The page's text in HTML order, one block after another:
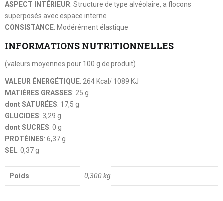
ASPECT INTÉRIEUR: Structure de type alvéolaire, a flocons
superposés avec espace interne
CONSISTANCE: Modérément élastique
INFORMATIONS NUTRITIONNELLES
(valeurs moyennes pour 100 g de produit)
VALEUR ÉNERGÉTIQUE: 264 Kcal/ 1089 KJ
MATIÈRES GRASSES: 25 g
dont SATURÉES: 17,5 g
GLUCIDES: 3,29 g
dont SUCRES: 0 g
PROTÉINES: 6,37 g
SEL: 0,37 g
Poids 0,300 kg